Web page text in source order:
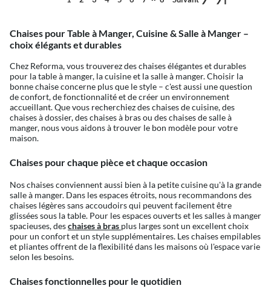
Chaises pour Table à Manger, Cuisine & Salle à Manger –
choix élégants et durables
Chez Reforma, vous trouverez des chaises élégantes et durables
pour la table à manger, la cuisine et la salle à manger. Choisir la
bonne chaise concerne plus que le style – c'est aussi une question
de confort, de fonctionnalité et de créer un environnement
accueillant. Que vous recherchiez des chaises de cuisine, des
chaises à dossier, des chaises à bras ou des chaises de salle à
manger, nous vous aidons à trouver le bon modèle pour votre
maison.
Chaises pour chaque pièce et chaque occasion
Nos chaises conviennent aussi bien à la petite cuisine qu'à la grande
salle à manger. Dans les espaces étroits, nous recommandons des
chaises légères sans accoudoirs qui peuvent facilement être
glissées sous la table. Pour les espaces ouverts et les salles à manger
spacieuses, deschaises à bras plus larges sont un excellent choix
pour un confort et un style supplémentaires. Les chaises empilables
et pliantes offrent de la flexibilité dans les maisons où l'espace varie
selon les besoins.
Chaises fonctionnelles pour le quotidien